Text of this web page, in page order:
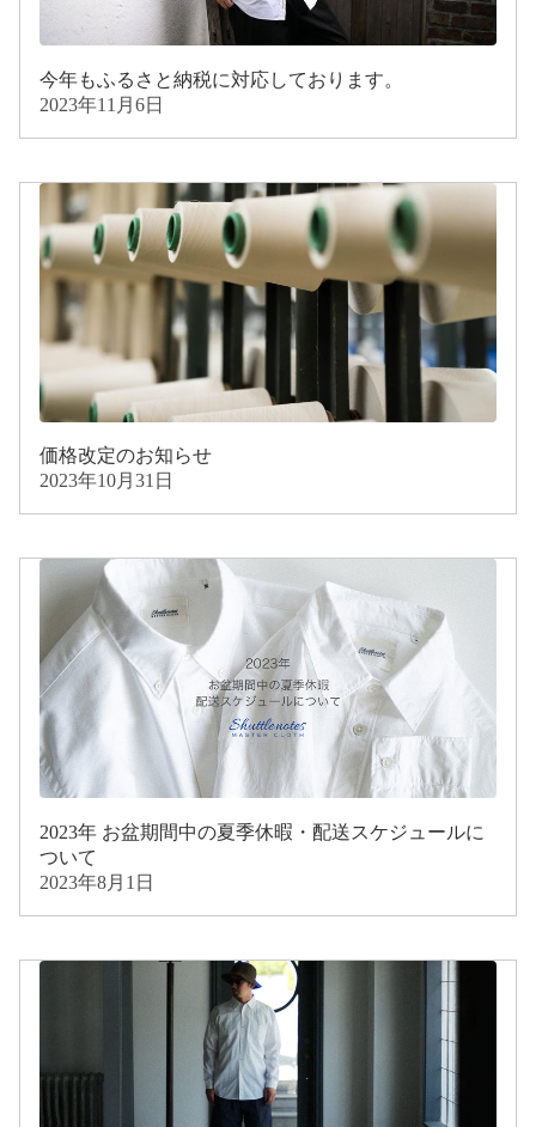
今年もふるさと納税に対応しております。
2023年11月6日
価格改定のお知らせ
2023年10月31日
2023年 お盆期間中の夏季休暇・配送スケジュールに
ついて
2023年8月1日